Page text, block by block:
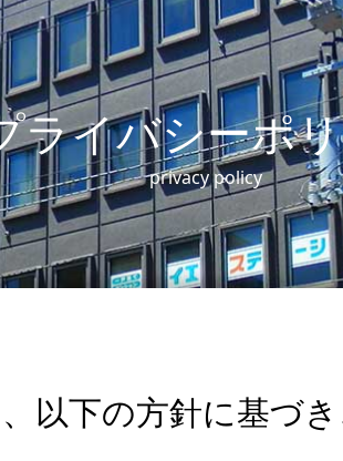
ライバシーポ
privacy policy
以下の方針に基づ